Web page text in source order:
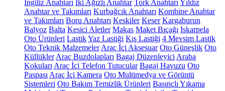
İngiliz Anahtarı İki Ağızlı Anahtar Tork Anahtarı Yıldız
Anahtar ve Takımları Kurbağcık Anahtarı Kombine Anahtar
ve Takımları Boru Anahtarı Keskiler Keser Kargaburun
Balyoz Balta Kesici Aletler Makas Maket Bıçağı Iskarpela
Oto Ürünleri LastikYaz Lastiği Kış Lastiği 4 Mevsim Lastik
Oto Teknik Malzemeler Araç İçi Aksesuar Oto Güneşlik Oto
Küllükler Araç Buzdolapları Bagaj Düzenleyici Araba
Kokuları Araç İçi Telefon Tutucular Bagaj Havuzu Oto
Paspası Araç İçi Kamera Oto Multimedya ve Görüntü
Sistemleri Oto Bakım Temizlik Ürünleri Basınçlı Yıkama